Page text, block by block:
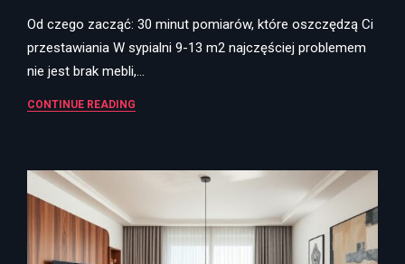
Od czego zacząć: 30 minut pomiarów, które oszczędzą Ci
przestawiania W sypialni 9-13 m2 najczęściej problemem
nie jest brak mebli,…
CONTINUE READING